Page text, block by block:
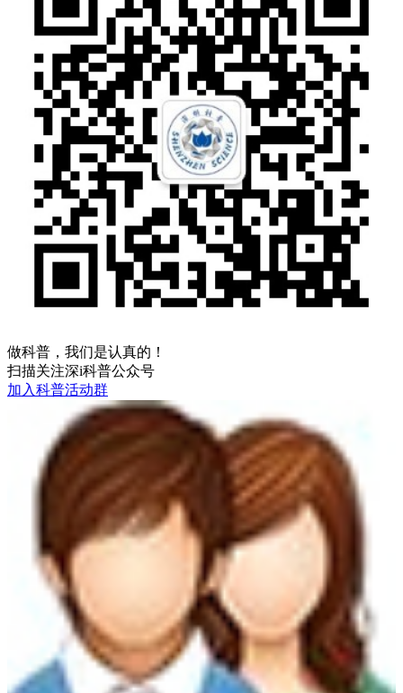
做科普，我们是认真的！
扫描关注深i科普公众号
加入科普活动群